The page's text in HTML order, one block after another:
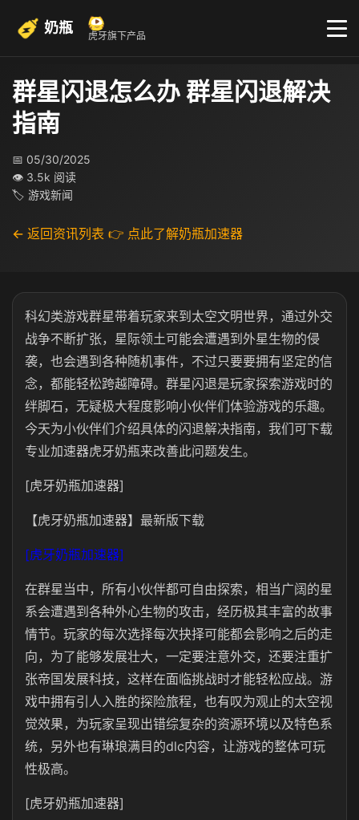
奶瓶 虎牙旗下产品
群星闪退怎么办 群星闪退解决
指南
📅 05/30/2025
👁 3.5k 阅读
🏷 游戏新闻
← 返回资讯列表 👉 点此了解奶瓶加速器
科幻类游戏群星带着玩家来到太空文明世界，通过外交
战争不断扩张，星际领土可能会遭遇到外星生物的侵
袭，也会遇到各种随机事件，不过只要要拥有坚定的信
念，都能轻松跨越障碍。群星闪退是玩家探索游戏时的
绊脚石，无疑极大程度影响小伙伴们体验游戏的乐趣。
今天为小伙伴们介绍具体的闪退解决指南，我们可下载
专业加速器虎牙奶瓶来改善此问题发生。
[虎牙奶瓶加速器]
【虎牙奶瓶加速器】最新版下载
[虎牙奶瓶加速器]
在群星当中，所有小伙伴都可自由探索，相当广阔的星
系会遭遇到各种外心生物的攻击，经历极其丰富的故事
情节。玩家的每次选择每次抉择可能都会影响之后的走
向，为了能够发展壮大，一定要注意外交，还要注重扩
张帝国发展科技，这样在面临挑战时才能轻松应战。游
戏中拥有引人入胜的探险旅程，也有叹为观止的太空视
觉效果，为玩家呈现出错综复杂的资源环境以及特色系
统，另外也有琳琅满目的dlc内容，让游戏的整体可玩
性极高。
[虎牙奶瓶加速器]